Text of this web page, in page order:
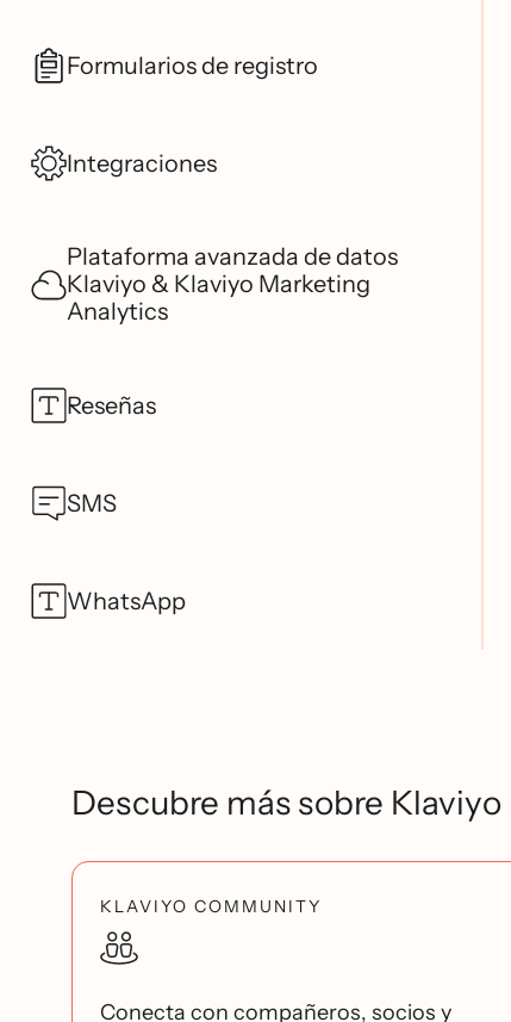
Formularios de registro
Integraciones
Plataforma avanzada de datos
Klaviyo & Klaviyo Marketing
Analytics
Reseñas
SMS
WhatsApp
Descubre más sobre Klaviyo
KLAVIYO COMMUNITY
Conecta con compañeros, socios y